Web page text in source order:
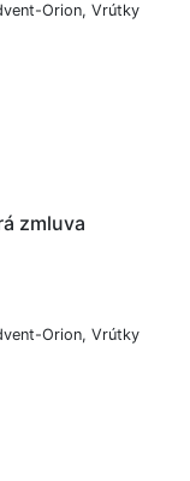
Orion, Vrútky
zmluva
Orion, Vrútky